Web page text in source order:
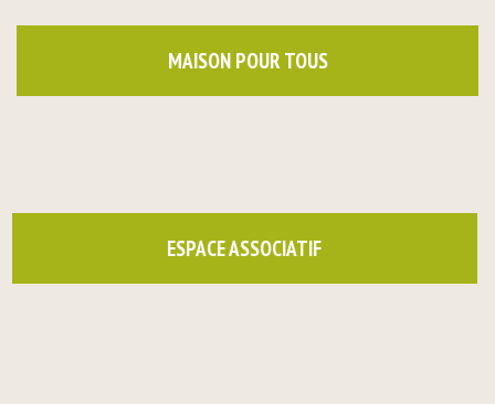
MAISON POUR TOUS
ESPACE ASSOCIATIF